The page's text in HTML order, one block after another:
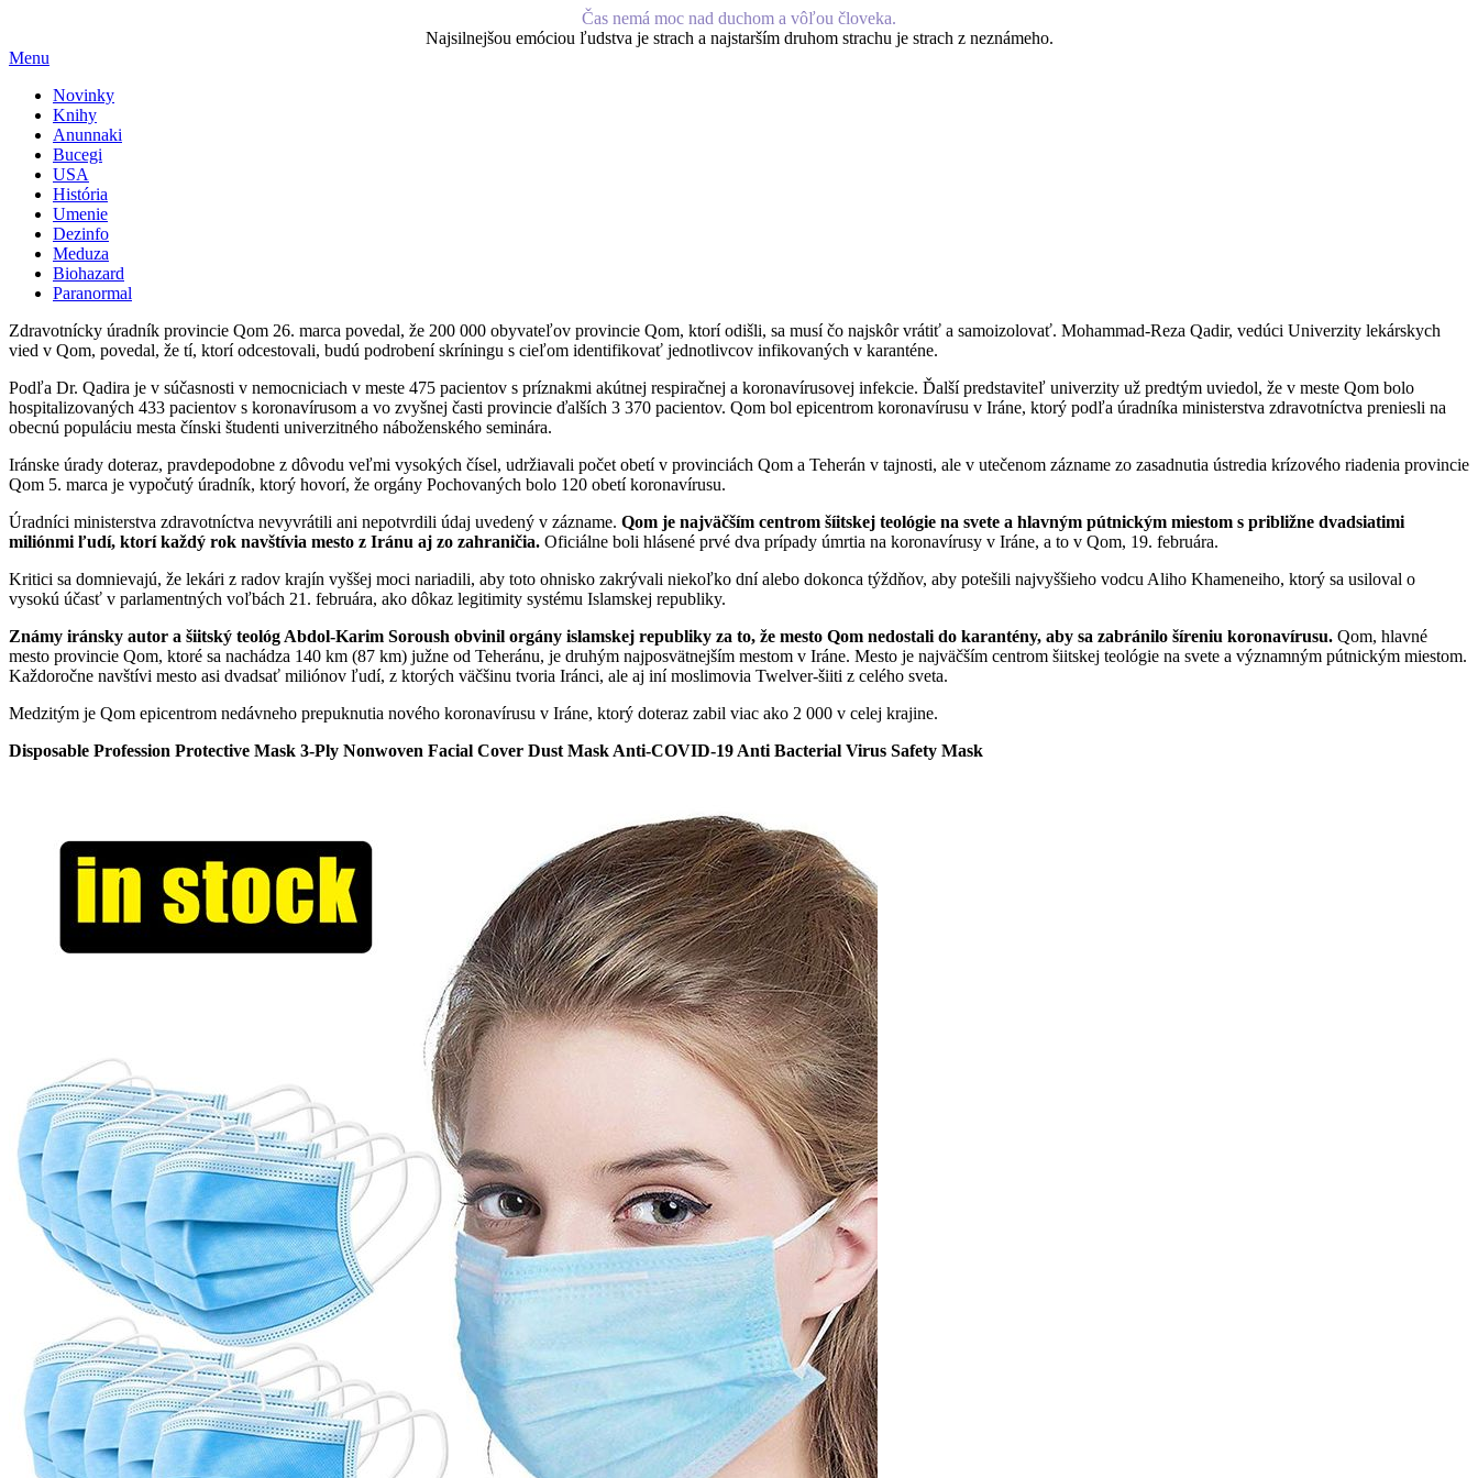
Čas nemá moc nad duchom a vôľou človeka.
Najsilnejšou emóciou ľudstva je strach a najstarším druhom strachu je strach z neznámeho.
Menu
Novinky
Knihy
Anunnaki
Bucegi
USA
História
Umenie
Dezinfo
Meduza
Biohazard
Paranormal
Zdravotnícky úradník provincie Qom 26. marca povedal, že 200 000 obyvateľov provincie Qom, ktorí odišli, sa musí čo najskôr vrátiť a samoizolovať. Mohammad-Reza Qadir, vedúci Univerzity lekárskych
vied v Qom, povedal, že tí, ktorí odcestovali, budú podrobení skríningu s cieľom identifikovať jednotlivcov infikovaných v karanténe.
Podľa Dr. Qadira je v súčasnosti v nemocniciach v meste 475 pacientov s príznakmi akútnej respiračnej a koronavírusovej infekcie. Ďalší predstaviteľ univerzity už predtým uviedol, že v meste Qom bolo
hospitalizovaných 433 pacientov s koronavírusom a vo zvyšnej časti provincie ďalších 3 370 pacientov. Qom bol epicentrom koronavírusu v Iráne, ktorý podľa úradníka ministerstva zdravotníctva preniesli na
obecnú populáciu mesta čínski študenti univerzitného náboženského seminára.
Iránske úrady doteraz, pravdepodobne z dôvodu veľmi vysokých čísel, udržiavali počet obetí v provinciách Qom a Teherán v tajnosti, ale v utečenom zázname zo zasadnutia ústredia krízového riadenia provincie
Qom 5. marca je vypočutý úradník, ktorý hovorí, že orgány Pochovaných bolo 120 obetí koronavírusu.
Úradníci ministerstva zdravotníctva nevyvrátili ani nepotvrdili údaj uvedený v zázname. Qom je najväčším centrom šíitskej teológie na svete a hlavným pútnickým miestom s približne dvadsiatimi
miliónmi ľudí, ktorí každý rok navštívia mesto z Iránu aj zo zahraničia. Oficiálne boli hlásené prvé dva prípady úmrtia na koronavírusy v Iráne, a to v Qom, 19. februára.
Kritici sa domnievajú, že lekári z radov krajín vyššej moci nariadili, aby toto ohnisko zakrývali niekoľko dní alebo dokonca týždňov, aby potešili najvyššieho vodcu Aliho Khameneiho, ktorý sa usiloval o
vysokú účasť v parlamentných voľbách 21. februára, ako dôkaz legitimity systému Islamskej republiky.
Známy iránsky autor a šiitský teológ Abdol-Karim Soroush obvinil orgány islamskej republiky za to, že mesto Qom nedostali do karantény, aby sa zabránilo šíreniu koronavírusu. Qom, hlavné
mesto provincie Qom, ktoré sa nachádza 140 km (87 km) južne od Teheránu, je druhým najposvätnejším mestom v Iráne. Mesto je najväčším centrom šiitskej teológie na svete a významným pútnickým miestom.
Každoročne navštívi mesto asi dvadsať miliónov ľudí, z ktorých väčšinu tvoria Iránci, ale aj iní moslimovia Twelver-šiiti z celého sveta.
Medzitým je Qom epicentrom nedávneho prepuknutia nového koronavírusu v Iráne, ktorý doteraz zabil viac ako 2 000 v celej krajine.
Disposable Profession Protective Mask 3-Ply Nonwoven Facial Cover Dust Mask Anti-COVID-19 Anti Bacterial Virus Safety Mask